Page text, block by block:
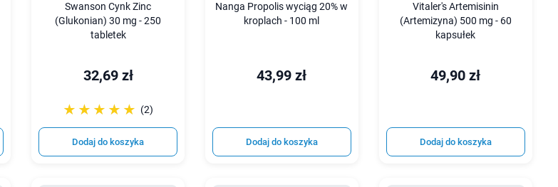
Swanson Cynk Zinc
(Glukonian) 30 mg - 250
tabletek
32,69 zł
☆☆☆☆☆
★★★★★ (2)
Dodaj do koszyka
Nanga Propolis wyciąg 20% w
kroplach - 100 ml
43,99 zł
Dodaj do koszyka
Vitaler's Artemisinin
(Artemizyna) 500 mg - 60
kapsułek
49,90 zł
Dodaj do koszyka